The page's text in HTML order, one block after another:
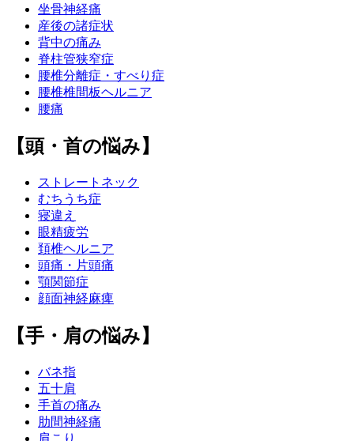
坐骨神経痛
産後の諸症状
背中の痛み
脊柱管狭窄症
腰椎分離症・すべり症
腰椎椎間板ヘルニア
腰痛
【頭・首の悩み】
ストレートネック
むちうち症
寝違え
眼精疲労
頚椎ヘルニア
頭痛・片頭痛
顎関節症
顔面神経麻痺
【手・肩の悩み】
バネ指
五十肩
手首の痛み
肋間神経痛
肩こり